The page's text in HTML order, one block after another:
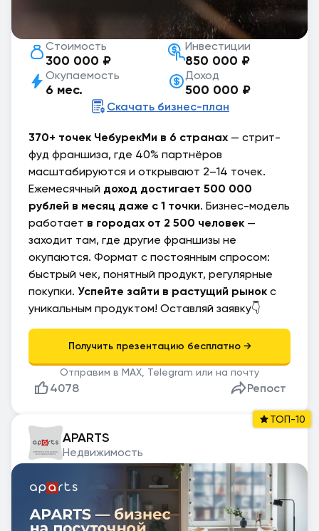
Стоимость
300 000 ₽
Инвестиции
850 000 ₽
Окупаемость
6 мес.
Доход
500 000 ₽
370+ точек ЧебурекМи в 6 странах — стрит-
фуд франшиза, где 40% партнёров
масштабируются и открывают 2–14 точек.
Ежемесячный доход достигает 500 000
рублей в месяц даже с 1 точки. Бизнес-модель
работает в городах от 2 500 человек —
заходит там, где другие франшизы не
окупаются. Формат с постоянным спросом:
быстрый чек, понятный продукт, регулярные
покупки. Успейте зайти в растущий рынок с
уникальным продуктом! Оставляй заявку👇
Отправим в MAX, Telegram или на почту
Скачать бизнес-план
Репост
4078
APARTS
Недвижимость
ТОП-10